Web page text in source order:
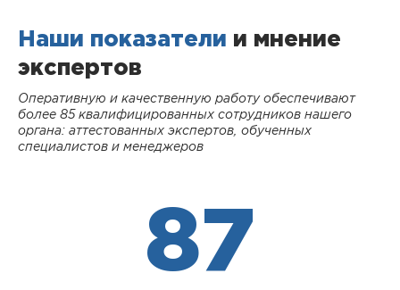
Наши показатели и мнение
экспертов
Оперативную и качественную работу обеспечивают
более 85 квалифицированных сотрудников нашего
органа: аттестованных экспертов, обученных
специалистов и менеджеров
87